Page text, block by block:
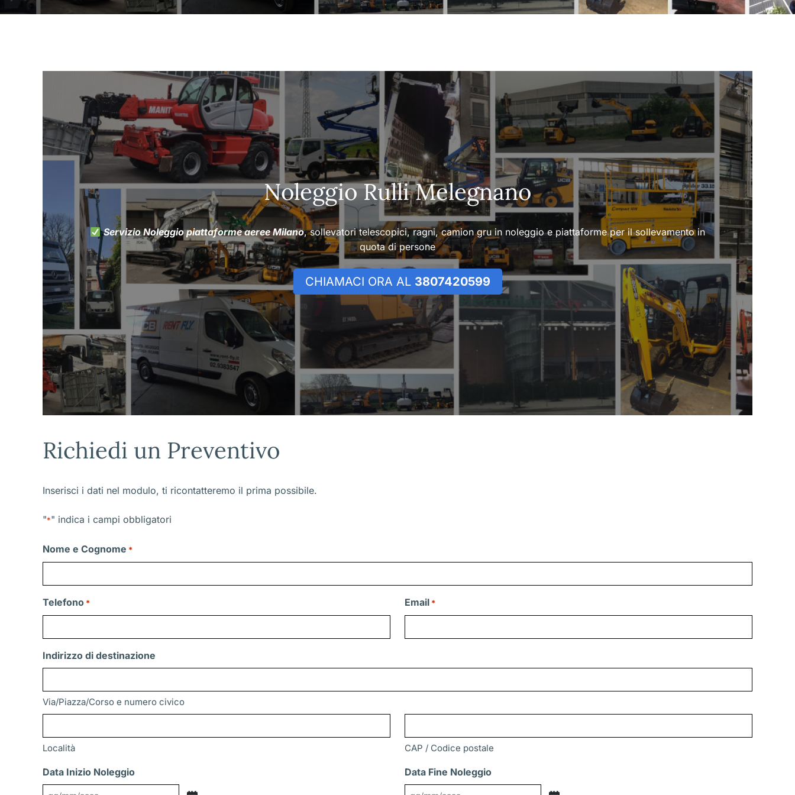
Noleggio Rulli Melegnano
Servizio Noleggio piattaforme aeree Milano, sollevatori telescopici, ragni, camion gru in noleggio e piattaforme per il sollevamento in
quota di persone
CHIAMACI ORA AL 3807420599
Richiedi un Preventivo
Inserisci i dati nel modulo, ti ricontatteremo il prima possibile.
"*" indica i campi obbligatori
Nome e Cognome *
Telefono * Email *
Indirizzo di destinazione
Via/Piazza/Corso e numero civico
Località CAP / Codice postale
Data Inizio Noleggio Data Fine Noleggio